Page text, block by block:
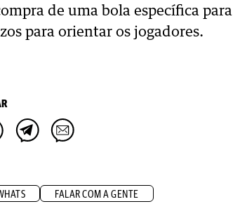
de uma bola específica para
para orientar os jogadores.
FALAR COM A GENTE